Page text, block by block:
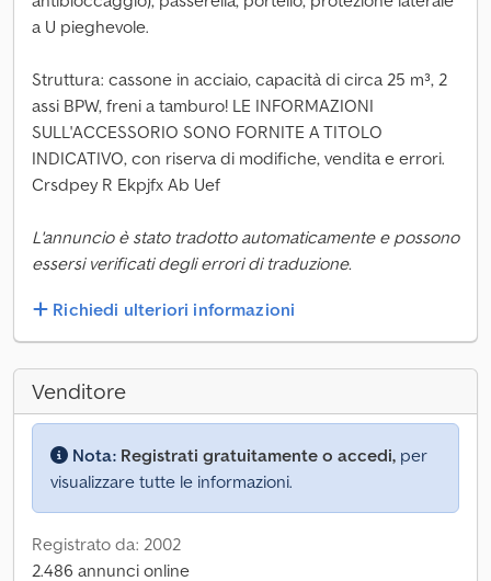
a U pieghevole.
Struttura: cassone in acciaio, capacità di circa 25 m³, 2
assi BPW, freni a tamburo! LE INFORMAZIONI
SULL'ACCESSORIO SONO FORNITE A TITOLO
INDICATIVO, con riserva di modifiche, vendita e errori.
Crsdpey R Ekpjfx Ab Uef
L'annuncio è stato tradotto automaticamente e possono
essersi verificati degli errori di traduzione.
Richiedi ulteriori informazioni
Venditore
Nota: Registrati gratuitamente o accedi, per
visualizzare tutte le informazioni.
Registrato da: 2002
2.486 annunci online